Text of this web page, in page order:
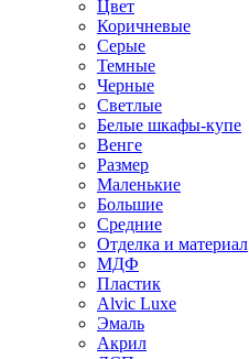
Цвет
Коричневые
Серые
Темные
Черные
Светлые
Белые шкафы-купе
Венге
Размер
Маленькие
Большие
Средние
Отделка и материал
МДФ
Пластик
Alvic Luxe
Эмаль
Акрил